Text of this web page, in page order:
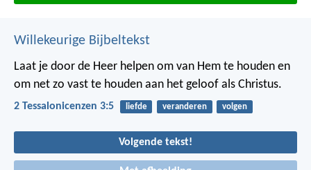
Willekeurige Bijbeltekst
Laat je door de Heer helpen om van Hem te houden en
om net zo vast te houden aan het geloof als Christus.
2 Tessalonicenzen 3:5 liefde veranderen volgen
Volgende tekst!